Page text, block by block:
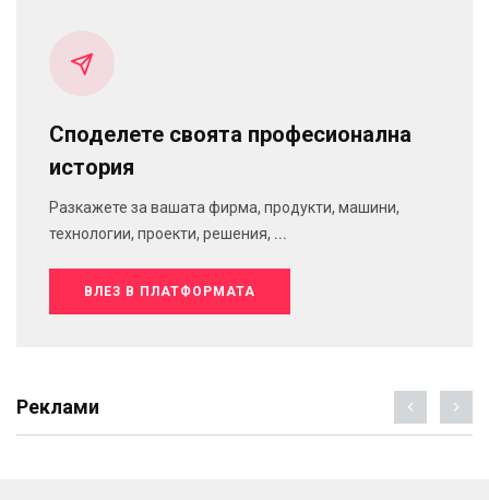
Споделете своята професионална
история
Разкажете за вашата фирма, продукти, машини,
технологии, проекти, решения, ...
ВЛЕЗ В ПЛАТФОРМАТА
Реклами